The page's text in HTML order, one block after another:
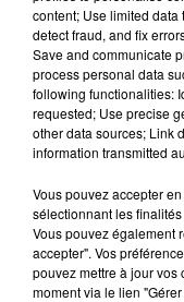
Publié : 24
— La Tercera
Mundo
content; Use limited data
detect fraud, and fix
Save and communicate
process personal data
following functionalities:
requested; Use precise
other data sources; Link
information transmitted
Vous pouvez accepter
sélectionnant les
Vous pouvez également
accepter". Vos
pouvez mettre à jour vos
moment via le lien